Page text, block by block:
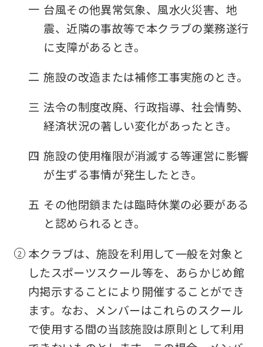
一 台風その他異常気象、風水火災害、地
震、近隣の事故等で本クラブの業務遂行
に支障があるとき。
二 施設の改造または補修工事実施のとき。
三 法令の制度改廃、行政指導、社会情勢、
経済状況の著しい変化があったとき。
四 施設の使用権限が消滅する等運営に影響
が生ずる事情が発生したとき。
五 その他閉鎖または臨時休業の必要がある
と認められるとき。
本クラブは、施設を利用して一般を対象と
したスポーツスクール等を、あらかじめ館
内掲示することにより開催することができ
ます。なお、メンバーはこれらのスクール
で使用する間の当該施設は原則として利用
We
ask
that
you
understand
this
before
using
service.